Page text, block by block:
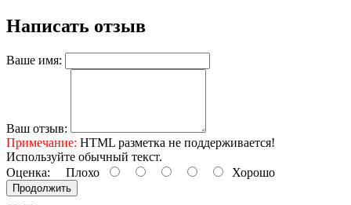
Написать отзыв
Ваше имя:
Ваш отзыв:
Примечание: HTML разметка не поддерживается!
Используйте обычный текст.
Оценка: Плохо Хорошо
Продолжить